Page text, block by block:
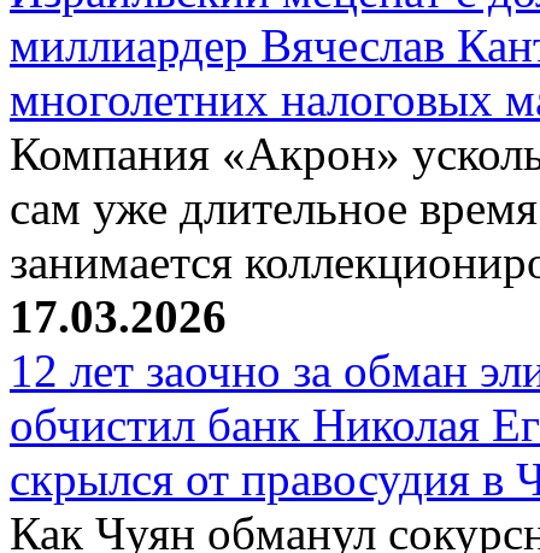
миллиардер Вячеслав
многолетних налоговых
Компания «Акрон»
сам уже длительное
занимается
17.03.2026
12 лет заочно за обман
обчистил банк Николая
скрылся от правосудия в
Как Чуян обманул